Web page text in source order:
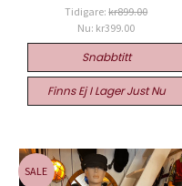
Tidigare:kr899.00
Nu: kr399.00
Snabbtitt
Finns Ej I Lager Just Nu
SALE